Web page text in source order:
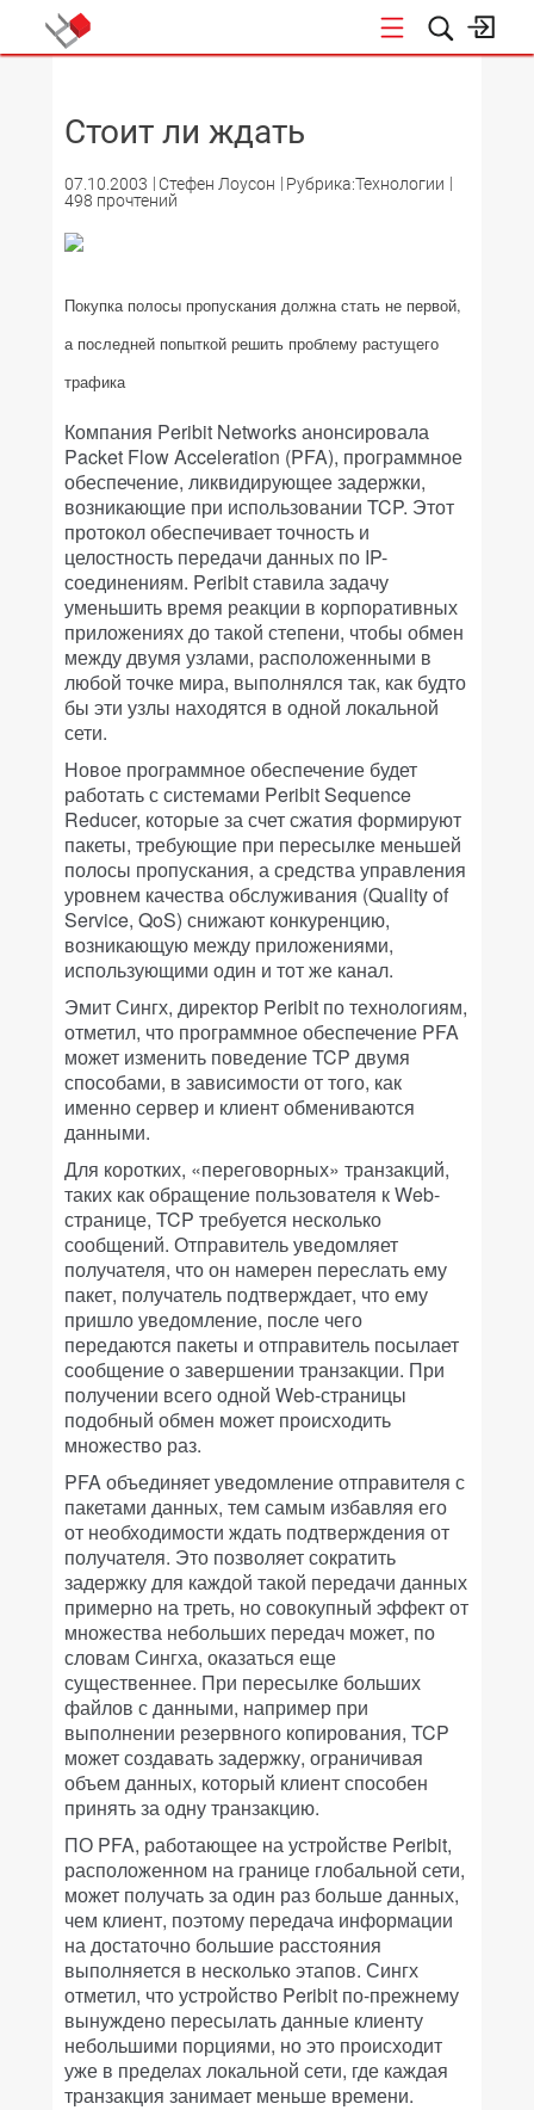
Стоит ли ждать
07.10.2003 Стефен Лоусон
Рубрика:Технологии
498 прочтений
Покупка полосы пропускания должна стать не первой,
а последней попыткой решить проблему растущего
трафика
Компания Peribit Networks анонсировала
Packet Flow Acceleration (PFA), программное
обеспечение, ликвидирующее задержки,
возникающие при использовании TCP. Этот
протокол обеспечивает точность и
целостность передачи данных по IP-
соединениям. Peribit ставила задачу
уменьшить время реакции в корпоративных
приложениях до такой степени, чтобы обмен
между двумя узлами, расположенными в
любой точке мира, выполнялся так, как будто
бы эти узлы находятся в одной локальной
сети.
Новое программное обеспечение будет
работать с системами Peribit Sequence
Reducer, которые за счет сжатия формируют
пакеты, требующие при пересылке меньшей
полосы пропускания, а средства управления
уровнем качества обслуживания (Quality of
Service, QoS) снижают конкуренцию,
возникающую между приложениями,
использующими один и тот же канал.
Эмит Сингх, директор Peribit по технологиям,
отметил, что программное обеспечение PFA
может изменить поведение TCP двумя
способами, в зависимости от того, как
именно сервер и клиент обмениваются
данными.
Для коротких, «переговорных» транзакций,
таких как обращение пользователя к Web-
странице, TCP требуется несколько
сообщений. Отправитель уведомляет
получателя, что он намерен переслать ему
пакет, получатель подтверждает, что ему
пришло уведомление, после чего
передаются пакеты и отправитель посылает
сообщение о завершении транзакции. При
получении всего одной Web-страницы
подобный обмен может происходить
множество раз.
PFA объединяет уведомление отправителя с
пакетами данных, тем самым избавляя его
от необходимости ждать подтверждения от
получателя. Это позволяет сократить
задержку для каждой такой передачи данных
примерно на треть, но совокупный эффект от
множества небольших передач может, по
словам Сингха, оказаться еще
существеннее. При пересылке больших
файлов с данными, например при
выполнении резервного копирования, TCP
может создавать задержку, ограничивая
объем данных, который клиент способен
принять за одну транзакцию.
ПО PFA, работающее на устройстве Peribit,
расположенном на границе глобальной сети,
может получать за один раз больше данных,
чем клиент, поэтому передача информации
на достаточно большие расстояния
выполняется в несколько этапов. Сингх
отметил, что устройство Peribit по-прежнему
вынуждено пересылать данные клиенту
небольшими порциями, но это происходит
уже в пределах локальной сети, где каждая
транзакция занимает меньше времени.